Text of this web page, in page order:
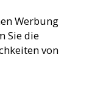
Werbung
Sie die
von